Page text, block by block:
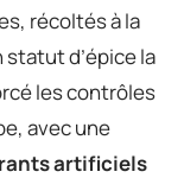
récoltés à la
d’épice la
les contrôles
avec une
artificiels